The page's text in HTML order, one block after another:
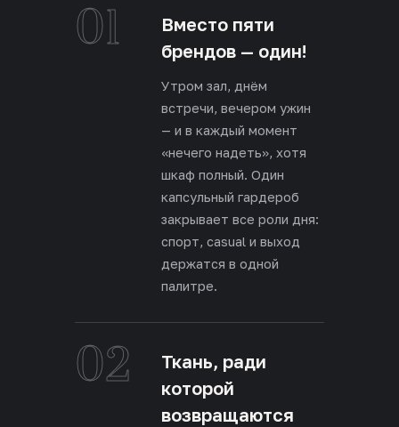
01
Вместо пяти
брендов — один!
Утром зал, днём
встречи, вечером ужин
— и в каждый момент
«нечего надеть», хотя
шкаф полный. Один
капсульный гардероб
закрывает все роли дня:
спорт, casual и выход
держатся в одной
палитре.
02
Ткань, ради
которой
возвращаются